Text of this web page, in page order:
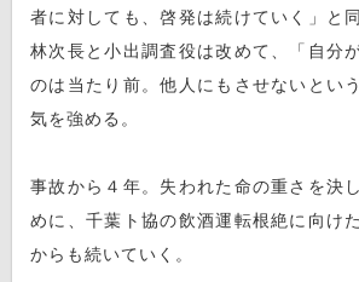
者に対しても、啓発は続けていく」と
林次長と小出調査役は改めて、「自分
のは当たり前。他人にもさせないとい
気を強める。
事故から４年。失われた命の重さを決
めに、千葉ト協の飲酒運転根絶に向け
からも続いていく。